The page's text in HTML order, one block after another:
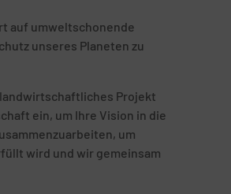
auf umweltschonende
unseres Planeten zu
Projekt
ein, um Ihre Vision in die
um
wird und wir gemeinsam